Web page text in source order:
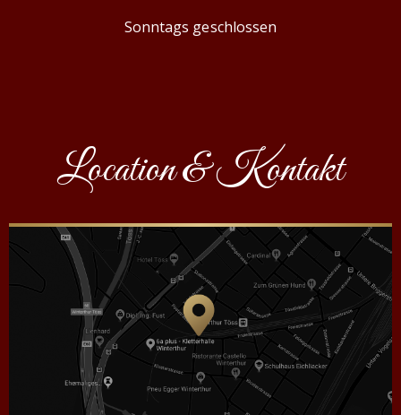
Sonntags geschlossen
Location & Kontakt